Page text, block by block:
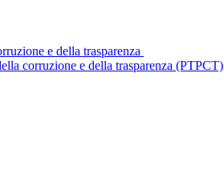
e della trasparenza
corruzione e della trasparenza (PTPCT)